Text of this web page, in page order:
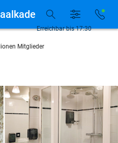
Woche verfügbar
Mitglieder
Woche verfügbar
Mitglieder
Erreichbar bis 17:30